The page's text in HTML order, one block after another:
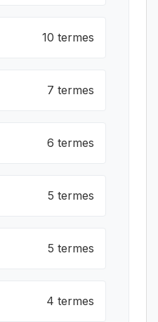
10 termes
7 termes
6 termes
5 termes
5 termes
4 termes